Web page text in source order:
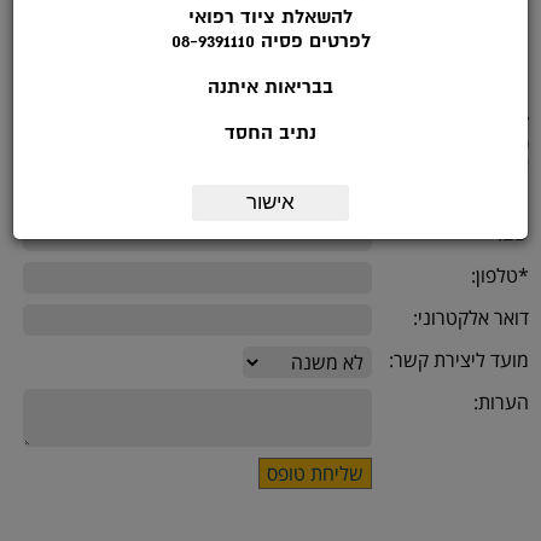
9.00-14.00
שם:
*טלפון:
דואר אלקטרוני:
מועד ליצירת קשר:
הערות:
להשאלת ציוד רפואי
לפרטים פסיה 08-9391110
בבריאות איתנה
נתיב החסד
אישור